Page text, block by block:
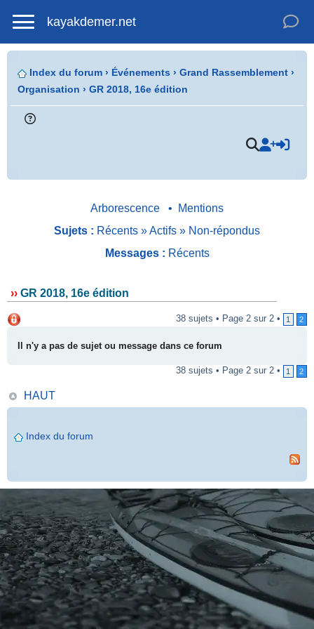
kayakdemer.net
Index du forum › Événements › Grand Rassemblement ›
Organisation › GR 2018, 16e édition
Arborescence •
Mentions
Sujets : Récents »Actifs » Non-répondus
Messages : Récents
›› GR 2018, 16e édition
38 sujets • Page 2 sur 2 • 1 2
Il n'y a pas de sujet ou message dans ce forum
38 sujets • Page 2 sur 2 • 1 2
HAUT
Index du forum